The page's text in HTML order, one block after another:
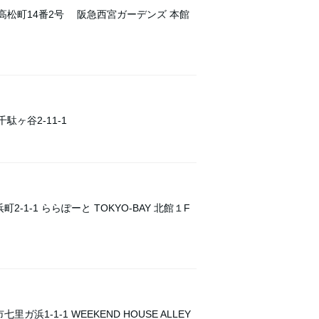
松町14番2号 阪急西宮ガーデンズ 本館
駄ヶ谷2-11-1
2-1-1 ららぽーと TOKYO-BAY 北館１F
里ガ浜1-1-1 WEEKEND HOUSE ALLEY